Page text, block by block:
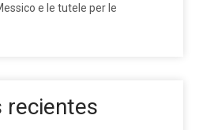
e le tutele per le
recientes